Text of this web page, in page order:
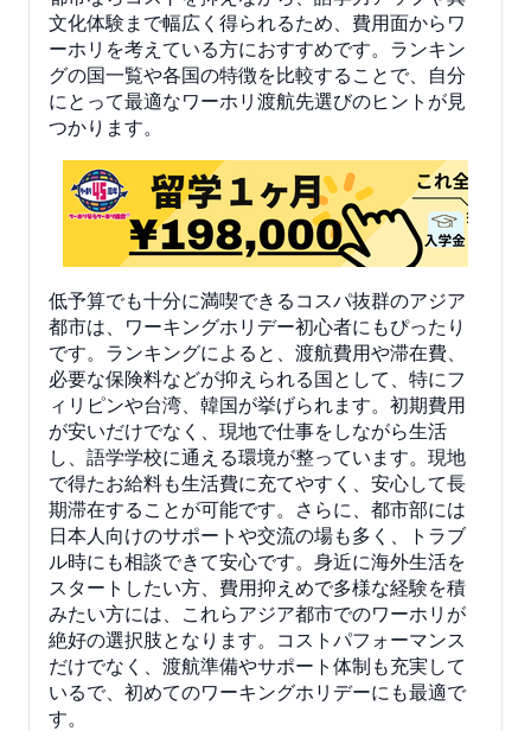
文化体験まで幅広く得られるため、費用面からワ
ーホリを考えている方におすすめです。ランキン
グの国一覧や各国の特徴を比較することで、自分
にとって最適なワーホリ渡航先選びのヒントが見
つかります。
低予算でも十分に満喫できるコスパ抜群のアジア
都市は、ワーキングホリデー初心者にもぴったり
です。ランキングによると、渡航費用や滞在費、
必要な保険料などが抑えられる国として、特にフ
ィリピンや台湾、韓国が挙げられます。初期費用
が安いだけでなく、現地で仕事をしながら生活
し、語学学校に通える環境が整っています。現地
で得たお給料も生活費に充てやすく、安心して長
期滞在することが可能です。さらに、都市部には
日本人向けのサポートや交流の場も多く、トラブ
ル時にも相談できて安心です。身近に海外生活を
スタートしたい方、費用抑えめで多様な経験を積
みたい方には、これらアジア都市でのワーホリが
絶好の選択肢となります。コストパフォーマンス
だけでなく、渡航準備やサポート体制も充実して
いるで、初めてのワーキングホリデーにも最適で
す。